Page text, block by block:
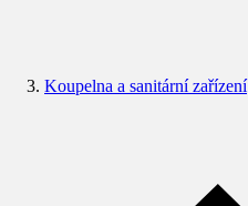
Koupelna a sanitární zařízení